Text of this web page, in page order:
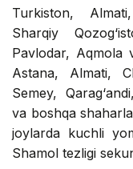
Turkiston,
Sharqiy
Pavlodar, Aqmola
Astana, Almati,
Semey,
va boshqa
joylarda kuchli
Shamol tezligi